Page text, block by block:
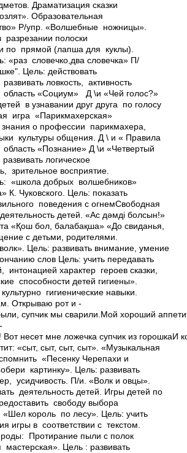
Драматизация сказки
Образовательная
Р/упр. «Волшебные ножницы».
разрезании полоски
по прямой (лапша для куклы).
«раз словечко,два словечка» П/
Цель: действовать
ловкость, активность
область «Социум» Д \и «Чей голос?»
в узнавании друг друга по голосу
игра «Парикмахерская»
знания о профессии парикмахера,
культуры общения. Д \ и « Правила
«Познание» Д \и «Четвертый
логическое
зрительное восприятие.
«школа добрых волшебников»
К. Чуковского. Цель: показать
поведения с огнемСвободная
детей. «Ас дәмді болсын!»
«Қош бол, балабақша» «До свиданья,
с детьми, родителями.
Цель: развивать внимание, умение
слов Цель: учить передавать
интонацией характер героев сказки,
способности детей гигиены».
гигиенические навыки.
Открываю рот и
супчик мы сварили.Мой хороший
Вот несет мне ложечка супчик из горошкаИ
«сыт, сыт, сыт, сыт». «Музыкальная
«Песенку Черепахи и
картинку». Цель: развивать
усидчивость. П/и. «Волк и овцы».
деятельность детей. Игры детей по
свободу выбора
«Шел король по лесу». Цель: учить
игры в соответствии с текстом.
Протирание пыли с полок
мастерская». Цель : развивать